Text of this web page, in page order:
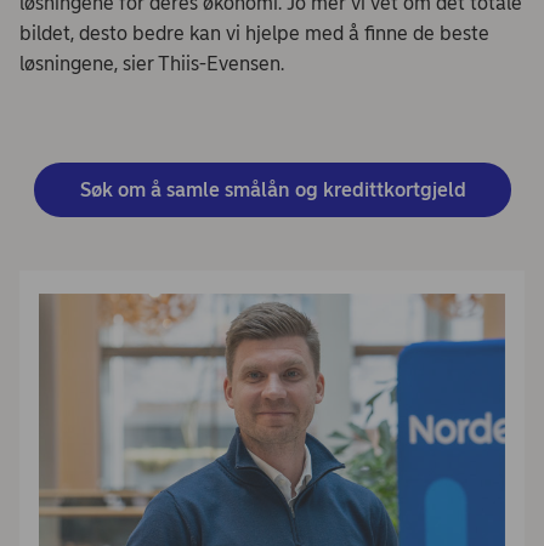
bildet, desto bedre kan vi hjelpe med å finne de beste
løsningene, sier Thiis-Evensen.
Søk om å samle smålån og kredittkortgjeld